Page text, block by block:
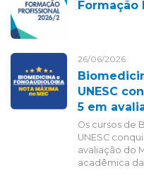
Formação
26/06/2026
UNESC
5 em
Os cursos de
UNESC
avaliação do
acadêmica